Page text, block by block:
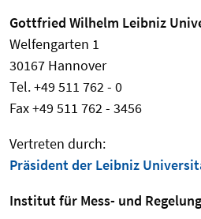
Gottfried Wilhelm Leibniz
Welfengarten 1
30167 Hannover
Tel. +49 511 762 - 0
Fax +49 511 762 - 3456
Vertreten durch:
Präsident der Leibniz
Institut für Mess- und